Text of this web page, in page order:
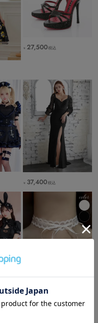
￥ 27,500税込
￥ 37,400税込
￥ 1,100税込